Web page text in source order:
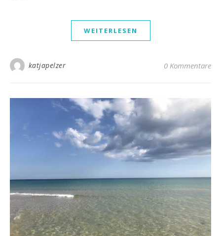
WEITERLESEN
katjapelzer 0 Kommentare